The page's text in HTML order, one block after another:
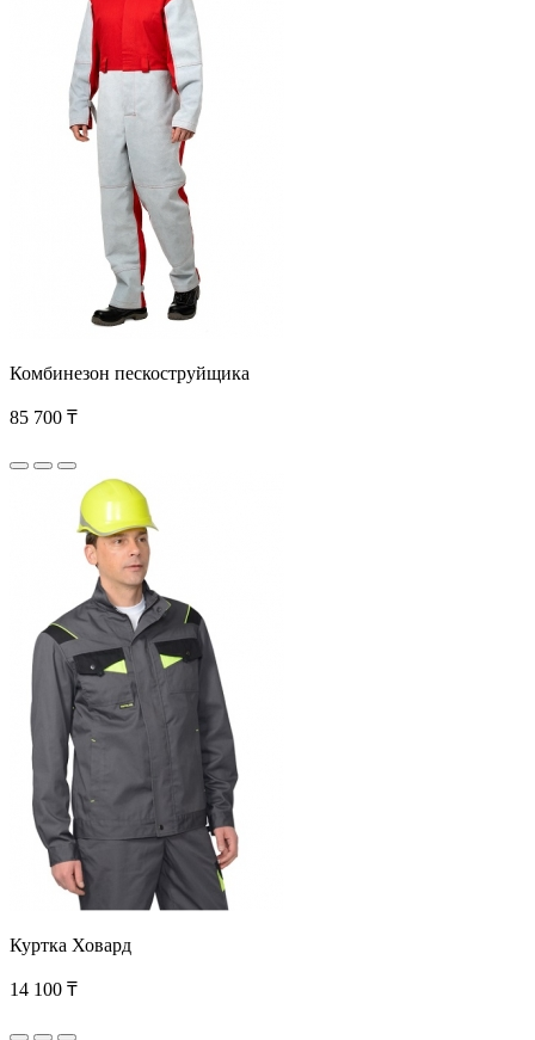
Комбинезон пескоструйщика
85 700 ₸
Куртка Ховард
14 100 ₸